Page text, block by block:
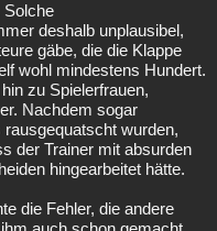
Solche
deshalb unplausibel,
gäbe, die die Klappe
wohl mindestens Hundert.
zu Spielerfrauen,
Nachdem sogar
wurden,
der Trainer mit absurden
hingearbeitet hätte.
die Fehler, die andere